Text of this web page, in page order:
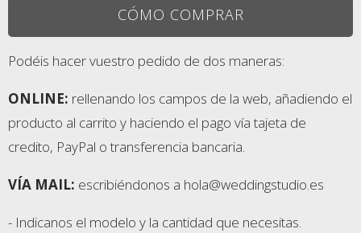
CÓMO COMPRAR
Podéis hacer vuestro pedido de dos maneras:
ONLINE: rellenando los campos de la web, añadiendo el
producto al carrito y haciendo el pago vía tajeta de
credito, PayPal o transferencia bancaria.
VÍA MAIL: escribiéndonos a hola@weddingstudio.es
- Indicanos el modelo y la cantidad que necesitas.